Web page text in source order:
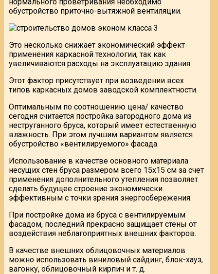
обустройство приточно-вытяжной вентиляции.
Это несколько снижает экономический эффект
применения каркасной технологии, так как
увеличиваются расходы на эксплуатацию здания.
Этот фактор присутствует при возведении всех
типов каркасных домов заводской комплектности.
Оптимальным по соотношению цена/ качество
сегодня считается постройка загородного дома из
неструганного бруса, который имеет естественную
влажность. При этом лучшим вариантом является
обустройство «вентилируемого» фасада.
Использование в качестве основного материала
несущих стен бруса размером всего 15х15 см за счет
применения дополнительного утепления позволяет
сделать будущее строение экономически
эффективным с точки зрения энергосбережения.
При постройке дома из бруса с вентилируемым
фасадом, последний прекрасно защищает стены от
воздействия неблагоприятных внешних факторов.
В качестве внешних облицовочных материалов
можно использовать виниловый сайдинг, блок-хауз,
вагонку, облицовочный кирпич и т. д.